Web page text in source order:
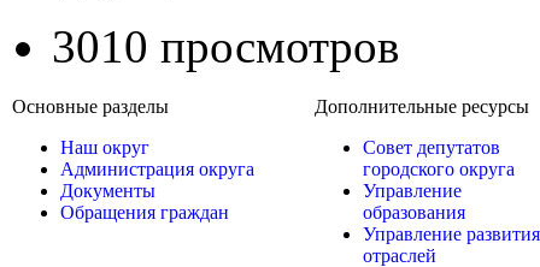
3010 просмотров
Основные разделы
Наш округ
Администрация округа
Документы
Обращения граждан
Дополнительные ресурсы
Совет депутатов
городского округа
Управление
образования
Управление развития
отраслей